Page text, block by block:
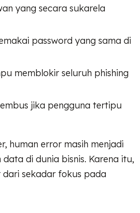
yang secara sukarela
password yang sama di
memblokir seluruh phishing
jika pengguna tertipu
human error masih menjadi
di dunia bisnis. Karena itu,
sekadar fokus pada